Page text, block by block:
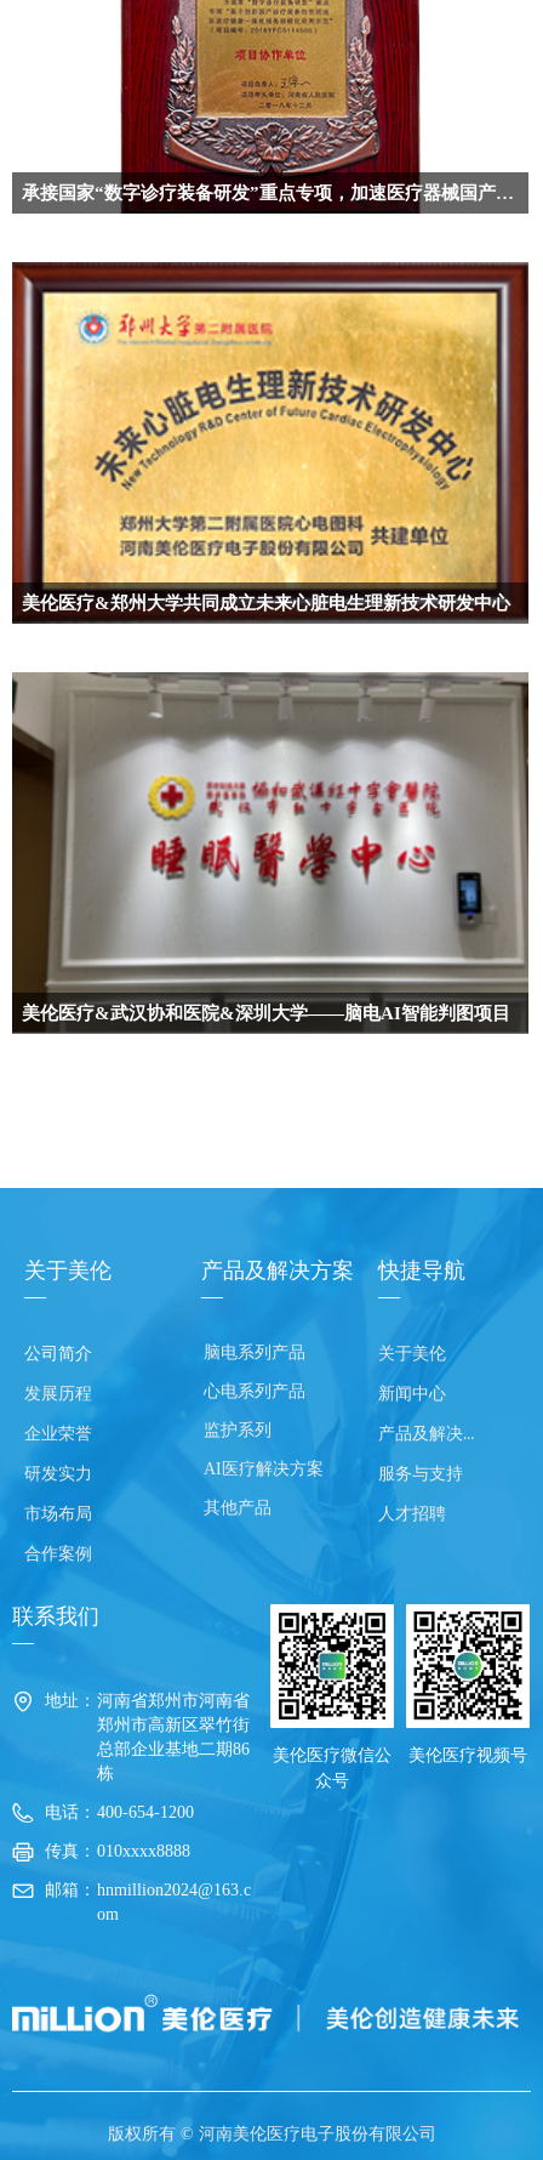
承接国家“数字诊疗装备研发”重点专项，加速医疗器械国产替代化进程
美伦医疗&郑州大学共同成立未来心脏电生理新技术研发中心
美伦医疗&武汉协和医院&深圳大学——脑电AI智能判图项目
版权所有 © 河南美伦医疗电子股份有限公司
美伦医疗微信公
众号
美伦医疗视频号
联系我们
—
地址： 河南省郑州市河南省
郑州市高新区翠竹街
总部企业基地二期86
栋
电话： 400-654-1200
传真： 010xxxx8888
邮箱： hnmillion2024@163.c
om
关于美伦
新闻中心
产品及解决方案
服务与支持
人才招聘
快捷导航
—
关于美伦
—
公司简介
发展历程
企业荣誉
研发实力
市场布局
合作案例
产品及解决方案
—
脑电系列产品
心电系列产品
监护系列
AI医疗解决方案
其他产品